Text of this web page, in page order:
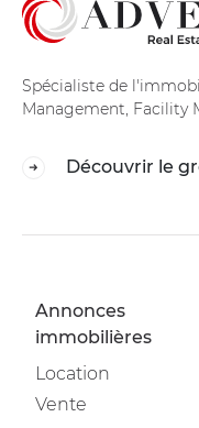
Spécialiste de
Management, Facility
Découvrir le
Annonces
immobilières
Location
Vente